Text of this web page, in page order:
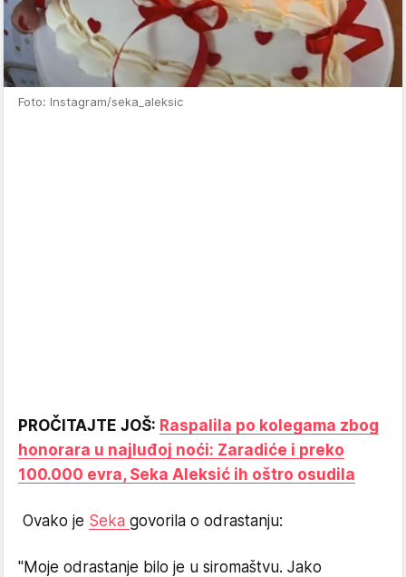
Foto: Instagram/seka_aleksic
PROČITAJTE JOŠ: Raspalila po kolegama zbog
honorara u najluđoj noći: Zaradiće i preko
100.000 evra, Seka Aleksić ih oštro osudila
Ovako je Seka govorila o odrastanju:
"Moje odrastanje bilo je u siromaštvu. Jako